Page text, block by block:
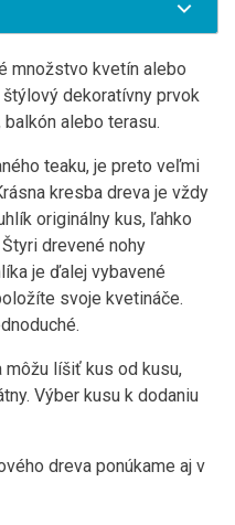
množstvo kvetín alebo
dekoratívny prvok
alebo terasu.
teaku, je preto veľmi
kresba dreva je vždy
originálny kus, ľahko
drevené nohy
je ďalej vybavené
svoje kvetináče.
môžu líšiť kus od kusu,
Výber kusu k dodaniu
dreva ponúkame aj v